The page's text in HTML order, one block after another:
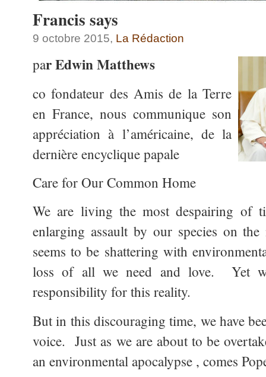
Francis says
9 octobre 2015, La Rédaction
par Edwin Matthews
co fondateur des Amis de la Terre
en France, nous communique son
appréciation à l’américaine, de la
dernière encyclique papale
Care for Our Common Home
We are living the most despairing of
enlarging assault by our species on
seems to be shattering with
loss of all we need and love. Yet
responsibility for this reality.
But in this discouraging time, we have
voice. Just as we are about to be
an environmental apocalypse , comes